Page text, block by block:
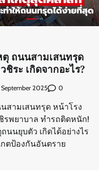
ตุ ถนนสามเสนทรุด
ชิระ เกิดจากอะไร?
2025 0
นสามเสนทรุด หน้าโรง
รพยาบาล ทำรถติดหนัก!
นนยุบตัว เกิดได้อย่างไร
กตป้องกันอันตราย